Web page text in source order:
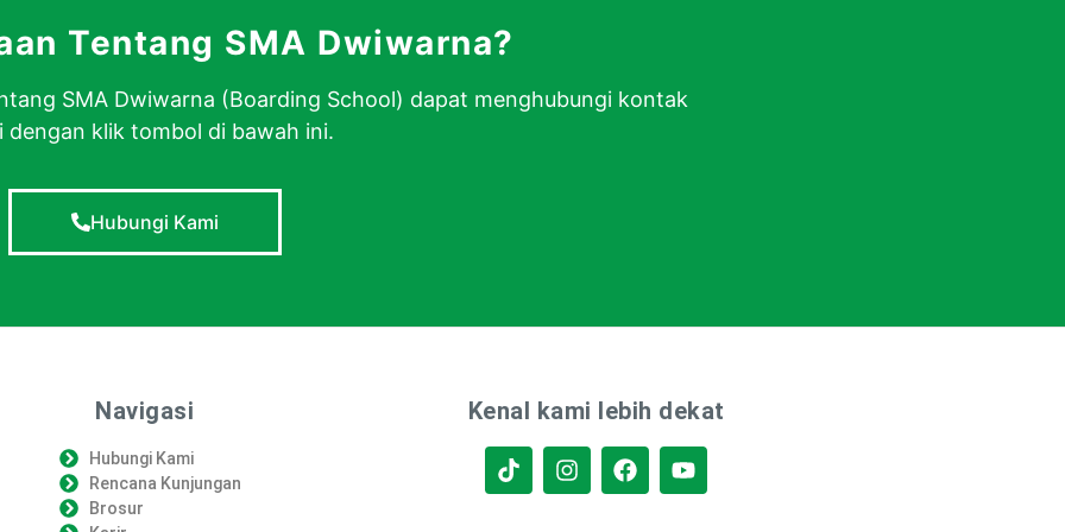
Tentang SMA Dwiwarna?
SMA Dwiwarna (Boarding School) dapat menghubungi kontak
dengan klik tombol di bawah ini.
Hubungi Kami
Navigasi
Hubungi Kami
Rencana Kunjungan
Brosur
Kenal kami lebih dekat